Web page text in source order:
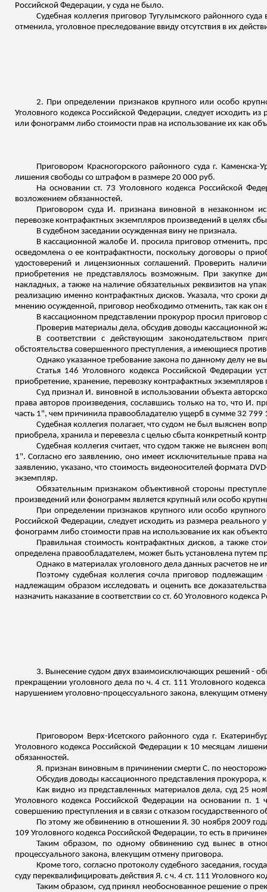
Российской Федерации, у суда не было.
Судебная коллегия приговор Тугулымского районного
отменила, уголовное преследование ввиду отсутствия в их
2. При определении признаков крупного или особо
Уголовного кодекса Российской Федерации, следует исходить
или фонограмм либо стоимости прав на использование их как
Приговором Красногорского районного суда г.
лишения свободы со штрафом в размере 20 000 руб.
На основании ст. 73 Уголовного кодекса Российской
возложением обязанностей.
Приговором суда И. признана виновной в незаконном
перевозке контрафактных экземпляров произведений в целях
В судебном заседании осужденная вину не признала.
В кассационной жалобе И. просила приговор отменить,
осведомлена о ее контрафактности, поскольку договоры о
удостоверений и лицензионных соглашений. Проверить
приобретения не представлялось возможным. При закупке
накладных, а также на наличие обязательных реквизитов на
реализацию именно контрафактных дисков. Указала, что сроки
мнению осужденной, приговор необходимо отменить, так как
В кассационном представлении прокурор просил приговор
Проверив материалы дела, обсудив доводы кассационной
В соответствии с действующим законодательством
обстоятельства совершенного преступления, а имеющиеся
Однако указанное требование закона по данному делу не
Статья 146 Уголовного кодекса Российской Федерации
приобретение, хранение, перевозку контрафактных
Суд признал И. виновной в использовании объекта
права авторов произведения, сославшись только на то, что И.
часть 1", чем причинила правообладателю ущерб в сумме 32 799
Судебная коллегия полагает, что судом не был выяснен
приобрела, хранила и перевезла с целью сбыта конкретный
Судебная коллегия считает, что судом также не
1". Согласно его заявлению, оно имеет исключительные права
заявлению, указано, что стоимость видеоносителей формата
экземпляр.
Обязательным признаком объективной стороны
произведений или фонограмм является крупный или особо
При определении признаков крупного или особо
Российской Федерации, следует исходить из размера
фонограмм либо стоимости прав на использование их как
Правильная стоимость контрафактных дисков, а также
определена правообладателем, может быть установлена путем
Однако в материалах уголовного дела данных расчетов не
Поэтому судебная коллегия сочла приговор
надлежащим образом исследовать и оценить все
назначить наказание в соответствии со ст. 60 Уголовного
3. Вынесение судом двух взаимоисключающих решений -
прекращении уголовного дела по ч. 4 ст. 111 Уголовного
нарушением уголовно-процессуального закона, влекущим
Приговором Верх-Исетского районного суда г.
Уголовного кодекса Российской Федерации к 10 месяцам
обязанностей.
Я. признан виновным в причинении смерти С. по
Обсудив доводы кассационного представления
Как видно из представленных материалов дела, суд 25
Уголовного кодекса Российской Федерации на основании п. 1
совершению преступления и в связи с отказом государственного
По этому же обвинению в отношении Я. 30 ноября 2009
109 Уголовного кодекса Российской Федерации, то есть в
Таким образом, по одному обвинению суд вынес в
процессуального закона, влекущим отмену приговора.
Кроме того, согласно протоколу судебного заседания,
суду переквалифицировать действия Я. с ч. 4 ст. 111 Уголовного
Таким образом, суд принял необоснованное решение о